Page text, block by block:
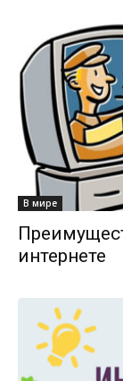
В мире
интернете